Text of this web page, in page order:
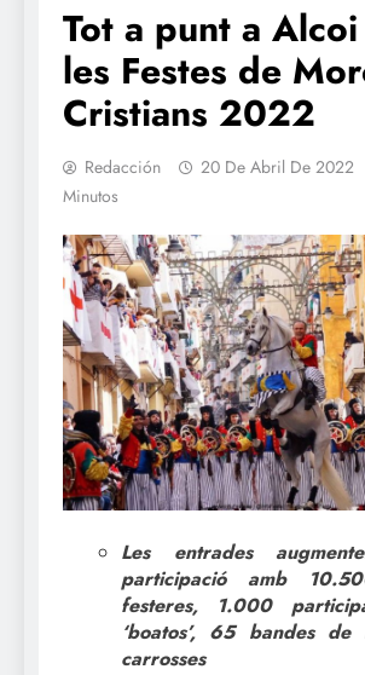
Tot a punt a
les Festes de
Cristians 2022
Redacción 20 De Abril De 2022
Minutos
Les entrades
participació amb
festeres, 1.000
‘boatos’, 65 bandes
carrosses